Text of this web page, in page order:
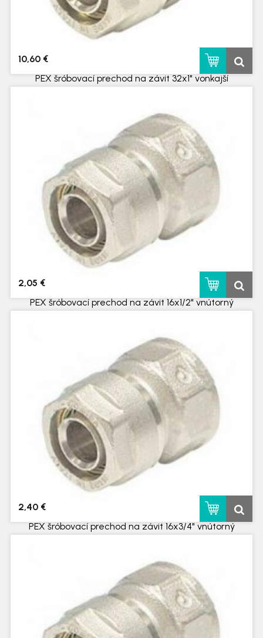
PEX šróbovací prechod na závit 32x1" vonkajší
skladom
10,60 €
PEX šróbovací prechod na závit 16x1/2" vnútorný
skladom
2,05 €
PEX šróbovací prechod na závit 16x3/4" vnútorný
skladom
2,40 €